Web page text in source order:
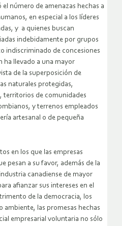
número de amenazas hechas a
en especial a los líderes
y a quienes buscan
indebidamente por grupos
indiscriminado de concesiones
ha llevado a una mayor
de la superposición de
naturales protegidas,
territorios de comunidades
y terrenos empleados
artesanal o de pequeña
en los que las empresas
pesan a su favor, además de la
canadiense de mayor
afianzar sus intereses en el
de la democracia, los
ambiente, las promesas hechas
empresarial voluntaria no sólo